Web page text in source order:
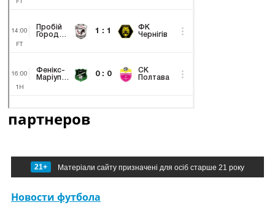
партнеров
21+ Матеріали сайту призначені для осіб старше 21 року
Новости футбола